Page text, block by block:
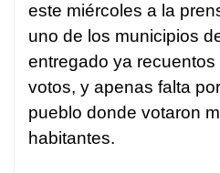
este miércoles a la
uno de los municipios
entregado ya
votos, y apenas falta
pueblo donde votaron
habitantes.